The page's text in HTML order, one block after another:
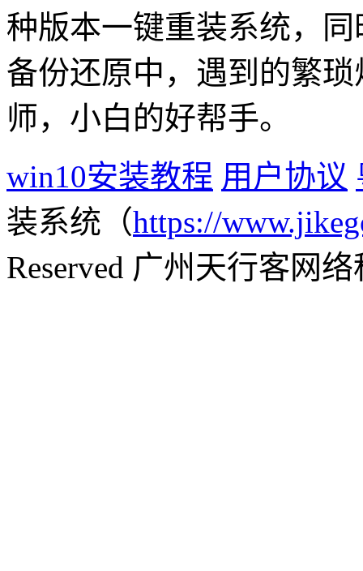
种版本一键重装系统，
备份还原中，遇到的繁
师，小白的好帮手。
win10安装教程 用户协议
装系统（https://
Reserved 广州天行客网